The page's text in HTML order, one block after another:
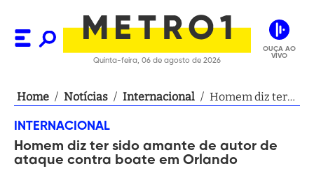
Quinta-feira, 06 de agosto de 2026
OUÇA AO
VIVO
Home / Notícias / Internacional / Homem diz ter
contra boate em
Orlando
INTERNACIONAL
Homem diz ter sido amante de autor de
ataque contra boate em Orlando